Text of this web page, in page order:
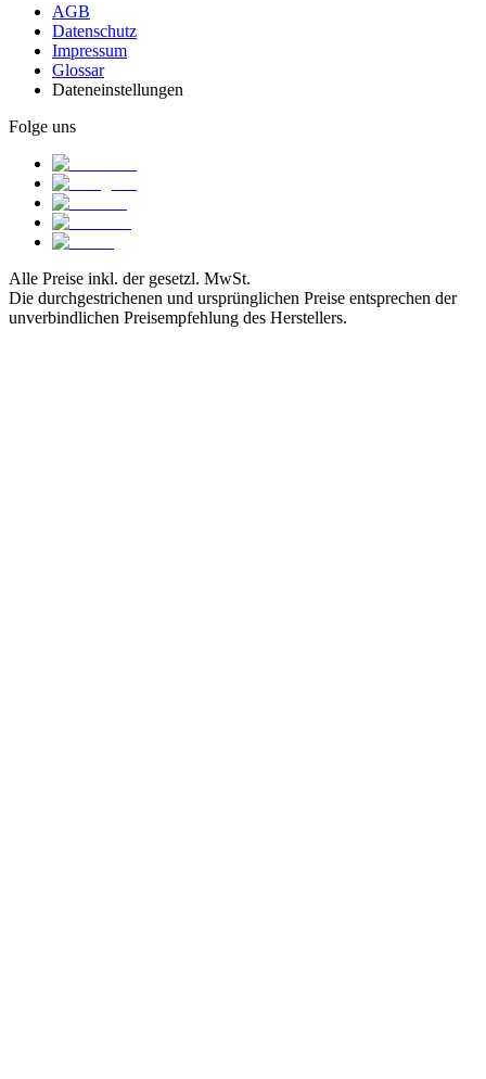
AGB
Datenschutz
Impressum
Glossar
Dateneinstellungen
Folge uns
Alle Preise inkl. der gesetzl. MwSt.
Die durchgestrichenen und ursprünglichen Preise entsprechen der
unverbindlichen Preisempfehlung des Herstellers.